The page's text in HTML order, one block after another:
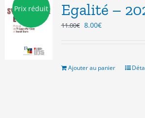
Prix réduit
Egalité –
11.00€ Le
11.00€.
8.00€Le
8.00€.
Ajouter au panier